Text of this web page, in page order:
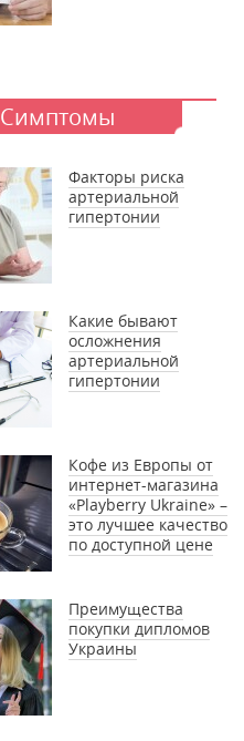
Симптомы
Факторы риска
артериальной
гипертонии
Какие бывают
осложнения
артериальной
гипертонии
Кофе из Европы от
интернет-магазина
«Playberry Ukraine» –
это лучшее качество
по доступной цене
Преимущества
покупки дипломов
Украины